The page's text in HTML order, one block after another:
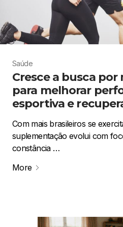
Saúde
Cresce a busca
para melhorar
esportiva e
Com mais brasileiros se
suplementação evolui com
constância …
More